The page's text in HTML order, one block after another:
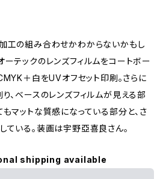
工の組み合わせかわからないかもし
ーテックのレンズフィルムをコートボー
＋白をUVオフセット印刷。さらに
、ベースのレンズフィルムが見える部
もマットな質感になっている部分と、さ
ている。装画は宇野亞喜良さん。
shipping available